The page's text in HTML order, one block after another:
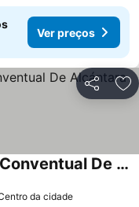
Ver preços
Partilhar
Domus Selecta Hospedería Conventual De Alcántara
da cidade